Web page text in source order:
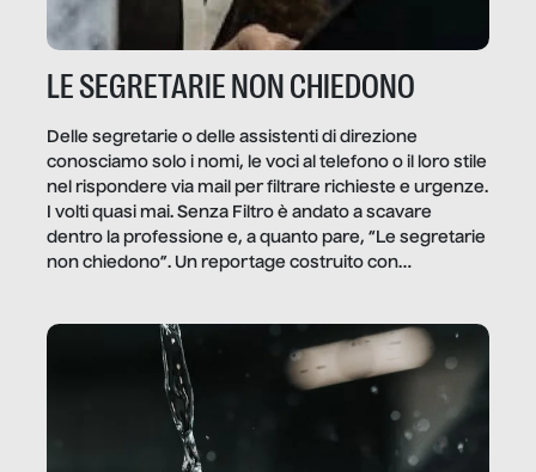
LE SEGRETARIE NON CHIEDONO
Delle segretarie o delle assistenti di direzione
conosciamo solo i nomi, le voci al telefono o il loro stile
nel rispondere via mail per filtrare richieste e urgenze.
I volti quasi mai. Senza Filtro è andato a scavare
dentro la professione e, a quanto pare, “Le segretarie
non chiedono”. Un reportage costruito con